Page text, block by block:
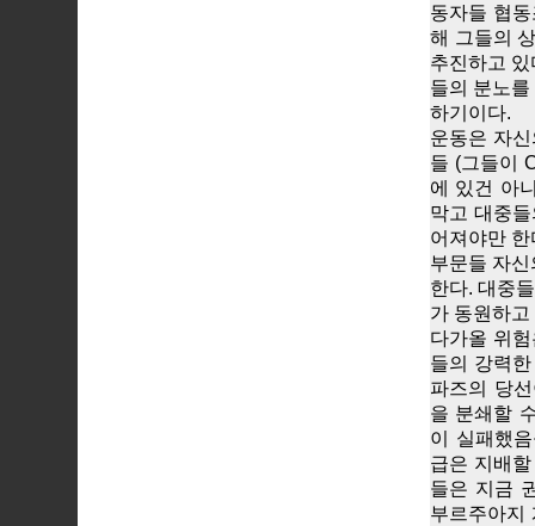
동자들 협
해 그들의
추진하고
들의 분노
하기이다.
운동은 자
들 (그들이
에 있건 아
막고 대중
어져야만
부문들 자
한다. 대중
가 동원하
다가올 위
들의 강력
파즈의 당
을 분쇄할
이 실패했
급은 지배
들은 지금
부르주아지